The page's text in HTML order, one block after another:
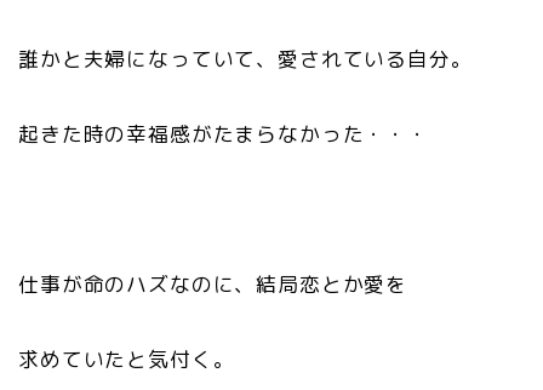
誰かと夫婦になっていて、愛されている自分。
起きた時の幸福感がたまらなかった・・・
仕事が命のハズなのに、結局恋とか愛を
求めていたと気付く。